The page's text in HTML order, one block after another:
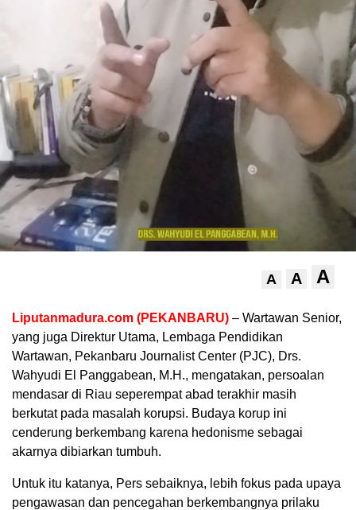
A A A
Liputanmadura.com (PEKANBARU) – Wartawan Senior,
yang juga Direktur Utama, Lembaga Pendidikan
Wartawan, Pekanbaru Journalist Center (PJC), Drs.
Wahyudi El Panggabean, M.H., mengatakan, persoalan
mendasar di Riau seperempat abad terakhir masih
berkutat pada masalah korupsi. Budaya korup ini
cenderung berkembang karena hedonisme sebagai
akarnya dibiarkan tumbuh.
Untuk itu katanya, Pers sebaiknya, lebih fokus pada upaya
pengawasan dan pencegahan berkembangnya prilaku